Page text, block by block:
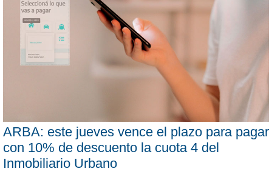
ARBA: este jueves vence el plazo para pagar
con 10% de descuento la cuota 4 del
Inmobiliario Urbano